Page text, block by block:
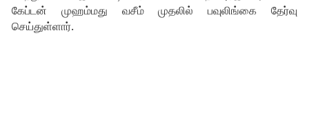
கேப்டன் முஹம்மது வசீம் முதலில் பவுலிங்கை தேர்வு
செய்துள்ளார்.